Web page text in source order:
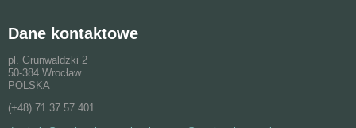
Dane kontaktowe
pl. Grunwaldzki 2
50-384 Wrocław
POLSKA
(+48) 71 37 57 401